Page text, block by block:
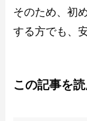
そのため、初
する方でも、
この記事を